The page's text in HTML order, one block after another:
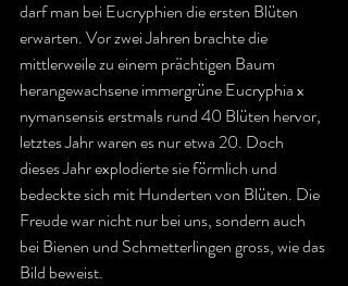
darf man bei Eucryphien die ersten Blüten
erwarten. Vor zwei Jahren brachte die
mittlerweile zu einem prächtigen Baum
herangewachsene immergrüne Eucryphia x
nymansensis erstmals rund 40 Blüten hervor,
letztes Jahr waren es nur etwa 20. Doch
dieses Jahr explodierte sie förmlich und
bedeckte sich mit Hunderten von Blüten. Die
Freude war nicht nur bei uns, sondern auch
bei Bienen und Schmetterlingen gross, wie das
Bild beweist.